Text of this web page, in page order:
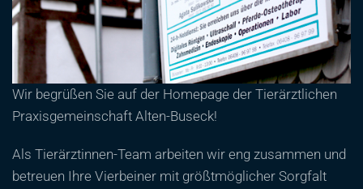
Wir begrüßen Sie auf der Homepage der Tierärztlichen
Praxisgemeinschaft Alten-Buseck!
Als Tierärztinnen-Team arbeiten wir eng zusammen und
betreuen Ihre Vierbeiner mit größtmöglicher Sorgfalt